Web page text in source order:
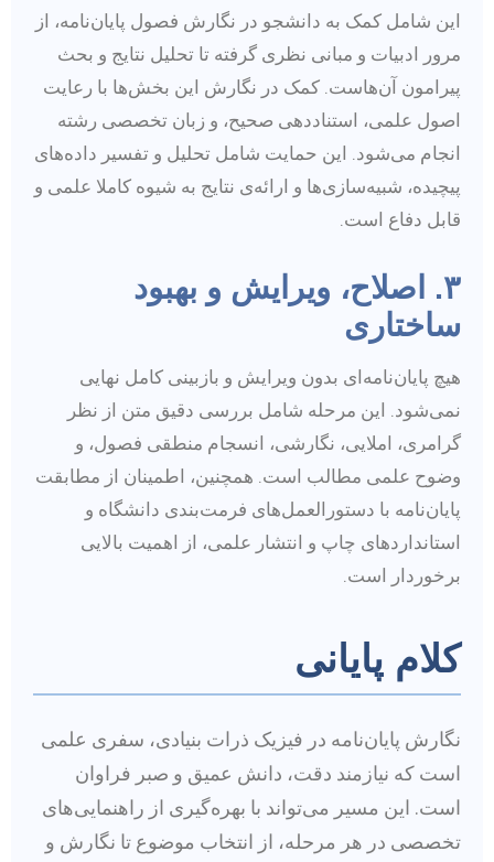
این شامل کمک به دانشجو در نگارش فصول پایان‌نامه، از
مرور ادبیات و مبانی نظری گرفته تا تحلیل نتایج و بحث
پیرامون آن‌هاست. کمک در نگارش این بخش‌ها با رعایت
اصول علمی، استناددهی صحیح، و زبان تخصصی رشته
انجام می‌شود. این حمایت شامل تحلیل و تفسیر داده‌های
پیچیده، شبیه‌سازی‌ها و ارائه‌ی نتایج به شیوه کاملا علمی و
قابل دفاع است.
۳. اصلاح، ویرایش و بهبود
ساختاری
هیچ پایان‌نامه‌ای بدون ویرایش و بازبینی کامل نهایی
نمی‌شود. این مرحله شامل بررسی دقیق متن از نظر
گرامری، املایی، نگارشی، انسجام منطقی فصول، و
وضوح علمی مطالب است. همچنین، اطمینان از مطابقت
پایان‌نامه با دستورالعمل‌های فرمت‌بندی دانشگاه و
استانداردهای چاپ و انتشار علمی، از اهمیت بالایی
برخوردار است.
کلام پایانی
نگارش پایان‌نامه در فیزیک ذرات بنیادی، سفری علمی
است که نیازمند دقت، دانش عمیق و صبر فراوان
است. این مسیر می‌تواند با بهره‌گیری از راهنمایی‌های
تخصصی در هر مرحله، از انتخاب موضوع تا نگارش و